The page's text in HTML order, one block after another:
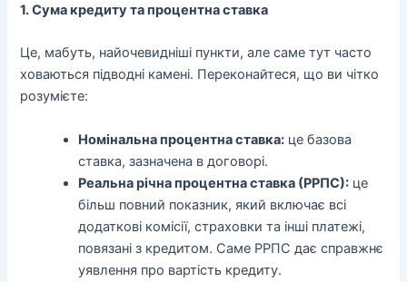
1. Сума кредиту та процентна ставка
Це, мабуть, найочевидніші пункти, але саме тут часто
ховаються підводні камені. Переконайтеся, що ви чітко
розумієте:
Номінальна процентна ставка: це базова
ставка, зазначена в договорі.
Реальна річна процентна ставка (РРПС): це
більш повний показник, який включає всі
додаткові комісії, страховки та інші платежі,
повязані з кредитом. Саме РРПС дає справжнє
уявлення про вартість кредиту.